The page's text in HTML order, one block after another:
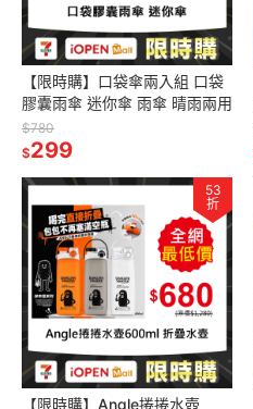
【限時購】口袋傘兩入組 口袋
膠囊雨傘 迷你傘 雨傘 晴雨兩用
$780
$299
53
折
【限時購】Angle捲捲水壺